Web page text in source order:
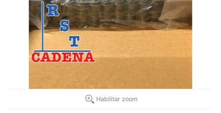
Habilitar zoom